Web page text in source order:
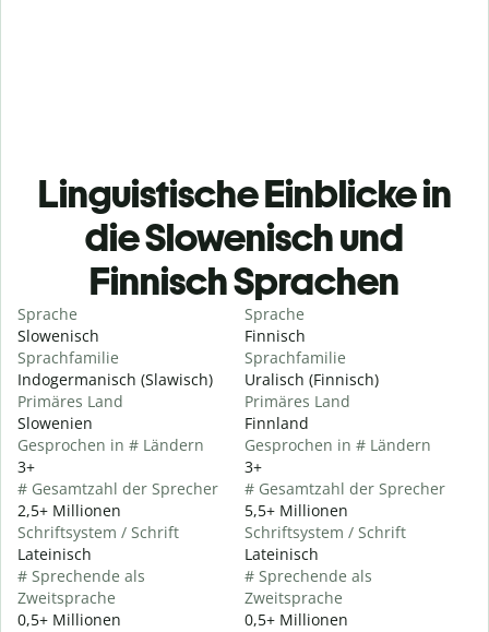
Linguistische Einblicke in
die Slowenisch und
Finnisch Sprachen
Sprache
Slowenisch
Sprachfamilie
Indogermanisch (Slawisch)
Primäres Land
Slowenien
Gesprochen in # Ländern
3+
# Gesamtzahl der Sprecher
2,5+ Millionen
Schriftsystem / Schrift
Lateinisch
# Sprechende als
Zweitsprache
0,5+ Millionen
Sprache
Finnisch
Sprachfamilie
Uralisch (Finnisch)
Primäres Land
Finnland
Gesprochen in # Ländern
3+
# Gesamtzahl der Sprecher
5,5+ Millionen
Schriftsystem / Schrift
Lateinisch
# Sprechende als
Zweitsprache
0,5+ Millionen